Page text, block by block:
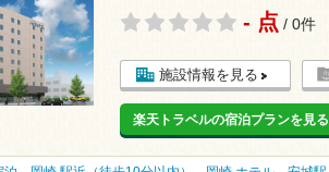
- 点 / 0件
施設情報を見る
楽天トラベルの宿泊プランを見る